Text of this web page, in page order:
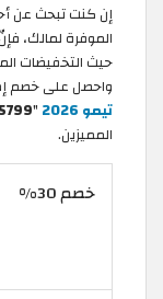
إن كنت تبحث عن
الموفرة لمالك،
حيث التخفيضات
واحصل على خصم إضافي
تيمو 2026
"
المميزين.
خصم 30%